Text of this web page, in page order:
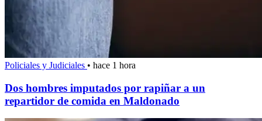
Policiales y Judiciales • hace 1 hora
Dos hombres imputados por rapiñar a un
repartidor de comida en Maldonado